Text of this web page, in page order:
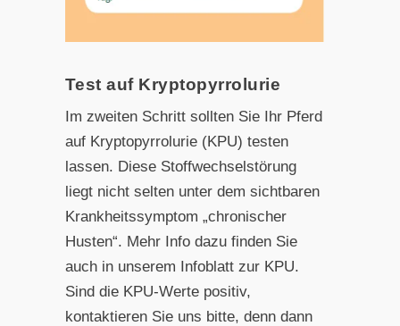
Test auf Kryptopyrrolurie
Im zweiten Schritt sollten Sie Ihr Pferd
auf Kryptopyrrolurie (KPU) testen
lassen. Diese Stoffwechselstörung
liegt nicht selten unter dem sichtbaren
Krankheitssymptom „chronischer
Husten“. Mehr Info dazu finden Sie
auch in unserem Infoblatt zur KPU.
Sind die KPU-Werte positiv,
kontaktieren Sie uns bitte, denn dann